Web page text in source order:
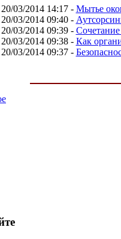
20/03/2014 14:17- Мытье
20/03/2014 09:40-
20/03/2014 09:39- Сочетание
20/03/2014 09:38- Как
20/03/2014 09:37-